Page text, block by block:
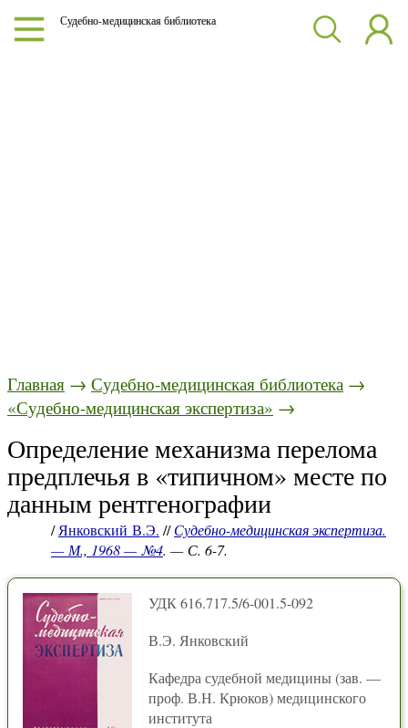
Судебно-медицинская библиотека
Главная → Судебно-медицинская библиотека →
«Судебно-медицинская экспертиза» →
Определение механизма перелома
предплечья в «типичном» месте по
данным рентгенографии
/Янковский В.Э. //Судебно-медицинская экспертиза.
— М., 1968 — №4. — С. 6-7.
УДК 616.717.5/6-001.5-092
В.Э. Янковский
Кафедра судебной медицины (зав. —
проф. В.Н. Крюков) медицинского
института